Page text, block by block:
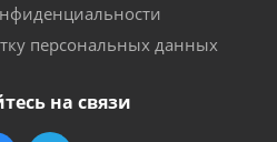
персональных данных
на связи